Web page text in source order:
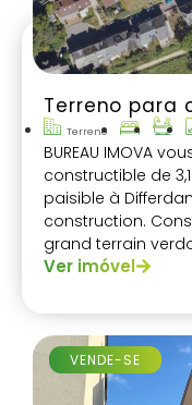
Terreno para
Terreno
BUREAU IMOVA
constructible de
paisible à
construction.
grand terrain
immense.
Ver imóvel
VENDE-SE